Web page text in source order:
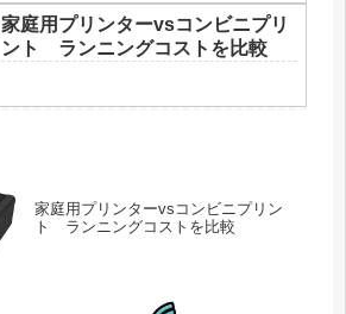
家庭用プリンターvsコンビニプリ
ント ランニングコストを比較
家庭用プリンターvsコンビニプリン
ト ランニングコストを比較